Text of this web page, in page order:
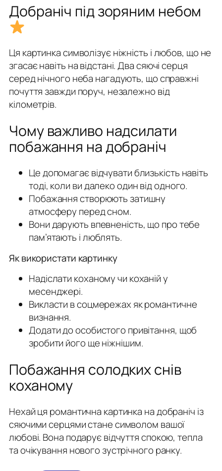
Добраніч під зоряним небом
Ця картинка символізує ніжність і любов, що не
згасає навіть на відстані. Два сяючі серця
серед нічного неба нагадують, що справжні
почуття завжди поруч, незалежно від
кілометрів.
Чому важливо надсилати
побажання на добраніч
Це допомагає відчувати близькість навіть
тоді, коли ви далеко один від одного.
Побажання створюють затишну
атмосферу перед сном.
Вони дарують впевненість, що про тебе
пам’ятають і люблять.
Як використати картинку
Надіслати коханому чи коханій у
месенджері.
Викласти в соцмережах як романтичне
визнання.
Додати до особистого привітання, щоб
зробити його ще ніжнішим.
Побажання солодких снів
коханому
Нехай ця романтична картинка на добраніч із
сяючими серцями стане символом вашої
любові. Вона подарує відчуття спокою, тепла
та очікування нового зустрічного ранку.